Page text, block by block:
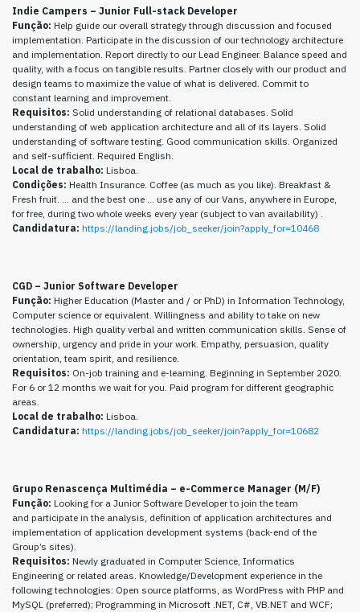
Indie Campers – Junior Full-stack Developer
Função: Help guide our overall strategy through discussion and focused
implementation. Participate in the discussion of our technology architecture
and implementation. Report directly to our Lead Engineer. Balance speed and
quality, with a focus on tangible results. Partner closely with our product and
design teams to maximize the value of what is delivered. Commit to
constant learning and improvement.
Requisitos: Solid understanding of relational databases. Solid
understanding of web application architecture and all of its layers. Solid
understanding of software testing. Good communication skills. Organized
and self-sufficient. Required English.
Local de trabalho: Lisboa.
Condições: Health Insurance. Coffee (as much as you like). Breakfast &
Fresh fruit. … and the best one … use any of our Vans, anywhere in Europe,
for free, during two whole weeks every year (subject to van availability) .
Candidatura: https://landing.jobs/job_seeker/join?apply_for=10468
CGD – Junior Software Developer
Função: Higher Education (Master and / or PhD) in Information Technology,
Computer science or equivalent. Willingness and ability to take on new
technologies. High quality verbal and written communication skills. Sense of
ownership, urgency and pride in your work. Empathy, persuasion, quality
orientation, team spirit, and resilience.
Requisitos: On-job training and e-learning. Beginning in September 2020.
For 6 or 12 months we wait for you. Paid program for different geographic
areas.
Local de trabalho: Lisboa.
Candidatura: https://landing.jobs/job_seeker/join?apply_for=10682
Grupo Renascença Multimédia – e-Commerce Manager (M/F)
Função: Looking for a Junior Software Developer to join the team
and participate in the analysis, definition of application architectures and
implementation of application development systems (back-end of the
Group’s sites).
Requisitos: Newly graduated in Computer Science, Informatics
Engineering or related areas. Knowledge/Development experience in the
following technologies: Open source platforms, as WordPress with PHP and
MySQL (preferred); Programming in Microsoft .NET, C#, VB.NET and WCF;